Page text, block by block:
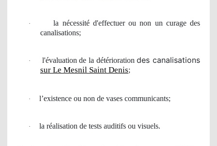
· la nécessité d'effectuer ou non un curagedes
canalisations;
· l'évaluation de la détériorationdes canalisations
sur Le Mesnil Saint Denis;
· l’existence ou non de vases communicants;
· la réalisation de tests auditifs ou visuels.